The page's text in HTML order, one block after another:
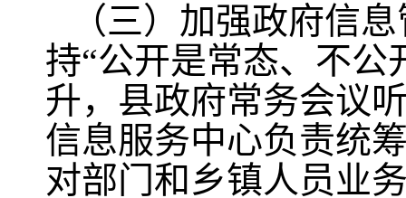
（三）加强政府信
持“公开是常态、不公
升，县政府常务会议
信息服务中心负责统
对部门和乡镇人员业